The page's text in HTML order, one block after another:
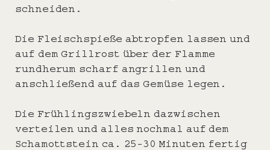
schneiden.
Die Fleischspieße abtropfen lassen und
auf dem Grillrost über der Flamme
rundherum scharf angrillen und
anschließend auf das Gemüse legen.
Die Frühlingszwiebeln dazwischen
verteilen und alles nochmal auf dem
Schamottstein ca. 25-30 Minuten fertig